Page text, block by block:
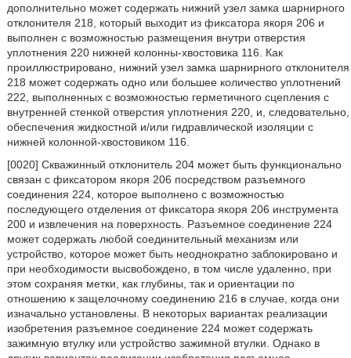
дополнительно может содержать нижний узел замка шарнирного
отклонителя 218, который выходит из фиксатора якоря 206 и
выполнен с возможностью размещения внутри отверстия
уплотнения 220 нижней колонны-хвостовика 116. Как
проиллюстрировано, нижний узел замка шарнирного отклонителя
218 может содержать одно или большее количество уплотнений
222, выполненных с возможностью герметичного сцепления с
внутренней стенкой отверстия уплотнения 220, и, следовательно,
обеспечения жидкостной и/или гидравлической изоляции с
нижней колонной-хвостовиком 116.
[0020] Скважинный отклонитель 204 может быть функционально
связан с фиксатором якоря 206 посредством разъемного
соединения 224, которое выполнено с возможностью
последующего отделения от фиксатора якоря 206 инструмента
200 и извлечения на поверхность. Разъемное соединение 224
может содержать любой соединительный механизм или
устройство, которое может быть неоднократно заблокировано и
при необходимости высвобождено, в том числе удаленно, при
этом сохраняя метки, как глубины, так и ориентации по
отношению к защелочному соединению 216 в случае, когда они
изначально установлены. В некоторых вариантах реализации
изобретения разъемное соединение 224 может содержать
зажимную втулку или устройство зажимной втулки. Однако в